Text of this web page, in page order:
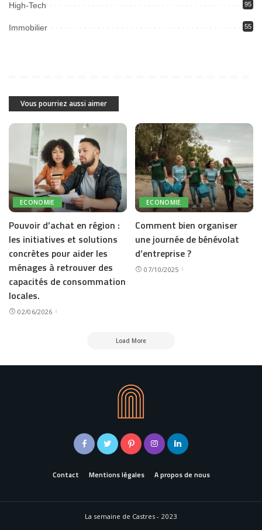
High-Tech 95
Immobilier 55
Vous pourriez aussi aimer
ECONOMIE
Pouvoir d’achat en région :
les initiatives et solutions
concrètes pour aider les
ménages à retrouver des
capacités de consommation
locales.
02/06/2026
ECONOMIE
Comment bien organiser
une journée de bénévolat
d’entreprise ?
07/10/2025
Load More
Contact Mentions légales A propos de nous
La semaine de Castres - 2023